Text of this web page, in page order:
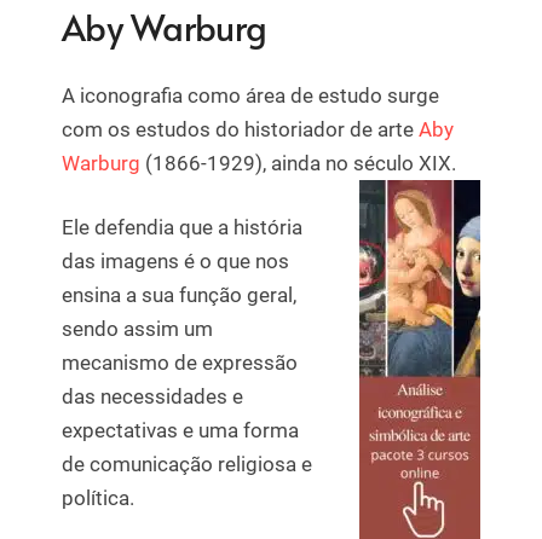
Aby Warburg
A iconografia como área de estudo surge
com os estudos do historiador de arte Aby
Warburg (1866-1929), ainda no século XIX.
Ele defendia que a história
das imagens é o que nos
ensina a sua função geral,
sendo assim um
mecanismo de expressão
das necessidades e
expectativas e uma forma
de comunicação religiosa e
política.